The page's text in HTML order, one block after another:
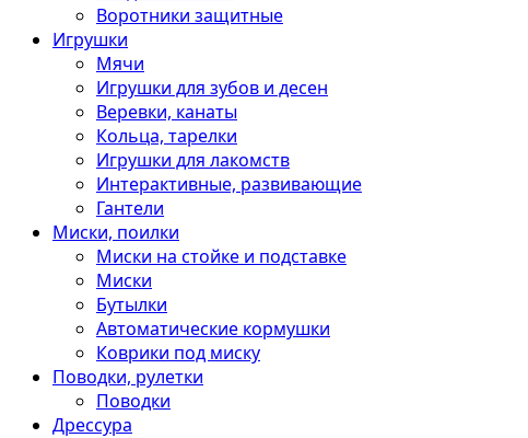
Воротники защитные
Игрушки
Мячи
Игрушки для зубов и десен
Веревки, канаты
Кольца, тарелки
Игрушки для лакомств
Интерактивные, развивающие
Гантели
Миски, поилки
Миски на стойке и подставке
Миски
Бутылки
Автоматические кормушки
Коврики под миску
Поводки, рулетки
Поводки
Дрессура